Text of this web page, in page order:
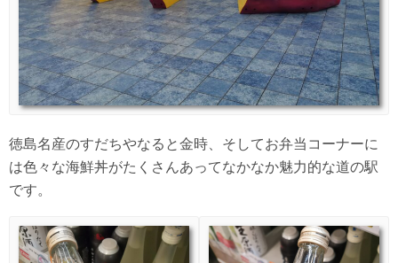
徳島名産のすだちやなると金時、そしてお弁当コーナーに
は色々な海鮮丼がたくさんあってなかなか魅力的な道の駅
です。